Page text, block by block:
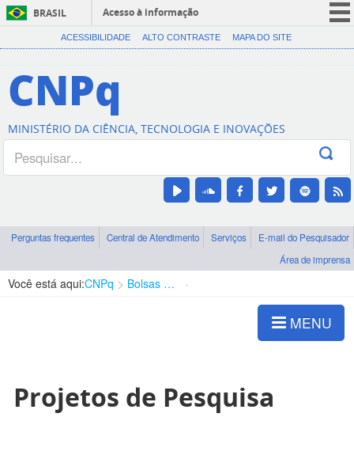
BRASIL
Acesso à informação
CORONAVÍRUS (COVID-19)
Canais
ACESSIBILIDADE ALTO CONTRASTE MAPA DO SITE
CNPq
MINISTÉRIO DA CIÊNCIA, TECNOLOGIA E INOVAÇÕES
Perguntas frequentes Central de Atendimento Serviços
E-mail do Pesquisador
Área de imprensa
Você está aqui:CNPq Bolsas e Auxílios Vigentes
MENU
Projetos de Pesquisa